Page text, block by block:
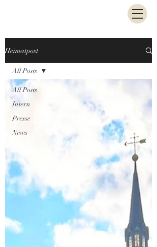
Heimatpost
All Posts
Intern
Presse
News
All Posts